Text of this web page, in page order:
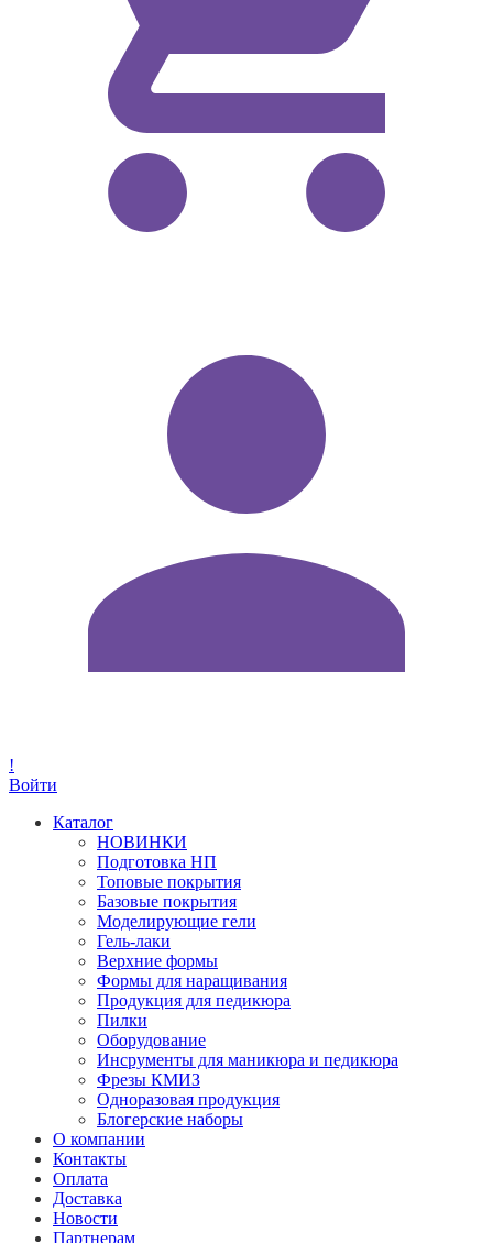
!
Войти
Каталог
НОВИНКИ
Подготовка НП
Топовые покрытия
Базовые покрытия
Моделирующие гели
Гель-лаки
Верхние формы
Формы для наращивания
Продукция для педикюра
Пилки
Оборудование
Инсрументы для маникюра и педикюра
Фрезы КМИЗ
Одноразовая продукция
Блогерские наборы
О компании
Контакты
Оплата
Доставка
Новости
Партнерам